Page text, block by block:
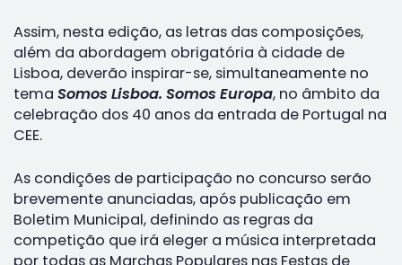
Assim, nesta edição, as letras das composições,
além da abordagem obrigatória à cidade de
Lisboa, deverão inspirar-se, simultaneamente no
tema Somos Lisboa. Somos Europa, no âmbito da
celebração dos 40 anos da entrada de Portugal na
CEE.
As condições de participação no concurso serão
brevemente anunciadas, após publicação em
Boletim Municipal, definindo as regras da
competição que irá eleger a música interpretada